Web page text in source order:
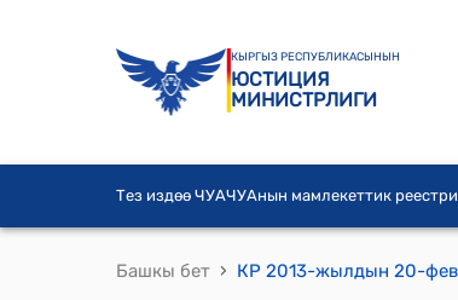
КЫРГЫЗ РЕСПУБЛИКАСЫНЫН
ЮСТИЦИЯ
МИНИСТРЛИГИ
Тез издөө ЧУАЧУАнын мамлекеттик реестри
Башкы бет ›